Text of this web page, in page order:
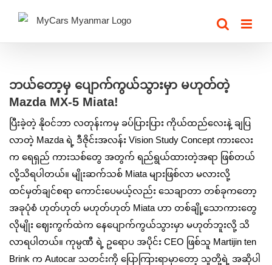
content
Larger
Image
ဘယ်တော့မှ ပျောက်ကွယ်သွားမှာ မဟုတ်တဲ့
Mazda MX-5 Miata!
ပြီးခဲ့တဲ့ နိုဝင်ဘာ လတုန်းကမှ ခပ်ပြားပြား ကိုယ်ထည်လေးနဲ့ ချပြ
လာတဲ့ Mazda ရဲ့ ဒီဇိုင်းအလန်း Vision Study Concept ကားလေး
က ရေရှည် ကားသစ်တွေ အတွက် ရည်ရွယ်ထားတဲ့အရာ ဖြစ်တယ်
လို့သိရပါတယ်။ မျိုးဆက်သစ် Miata များဖြစ်လာ မလားလို့
ထင်မှတ်ချင်စရာ ကောင်းပေမယ့်လည်း သေချာတာ တစ်ခုကတော့
အခုပုံစံ ဟုတ်ဟုတ် မဟုတ်ဟုတ် Miata ဟာ တစ်ချို့သောကားတွေ
လိုမျိုး ဈေးကွက်ထဲက နေပျောက်ကွယ်သွားမှာ မဟုတ်ဘူးလို့ သိ
လာရပါတယ်။ ကုမ္ပဏီ ရဲ့ ဥရောပ အပိုင်း CEO ဖြစ်သူ Martijin ten
Brink က Autocar သတင်းကို ပြောကြားရာမှာတော့ သူတို့ရဲ့ အဆိုပါ